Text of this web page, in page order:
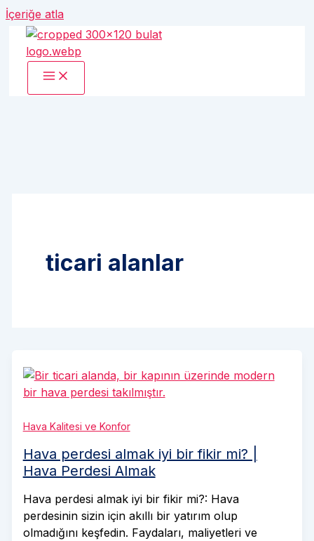
İçeriğe atla
ticari alanlar
Hava Kalitesi ve Konfor
Hava perdesi almak iyi bir fikir mi? |
Hava Perdesi Almak
Hava perdesi almak iyi bir fikir mi?: Hava
perdesinin sizin için akıllı bir yatırım olup
olmadığını keşfedin. Faydaları, maliyetleri ve